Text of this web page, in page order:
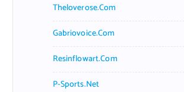
Theloverose.com
Gabriovoice.com
Resinflowart.com
P-Sports.net